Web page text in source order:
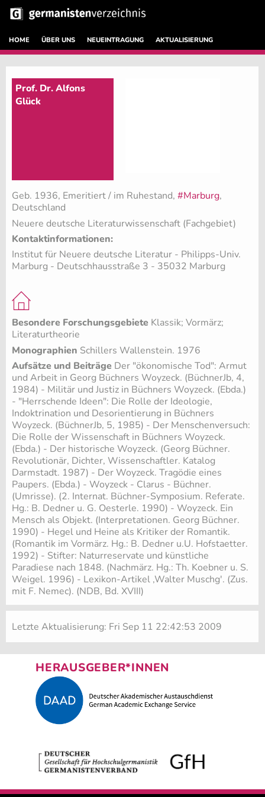
HOME ÜBER UNS NEUEINTRAGUNG AKTUALISIERUNG
Prof. Dr. Alfons
Glück
Geb. 1936, Emeritiert / im Ruhestand, #Marburg,
Deutschland
Neuere deutsche Literaturwissenschaft (Fachgebiet)
Kontaktinformationen:
Institut für Neuere deutsche Literatur - Philipps-Univ.
Marburg - Deutschhausstraße 3 - 35032 Marburg
Besondere Forschungsgebiete Klassik; Vormärz;
Literaturtheorie
Monographien Schillers Wallenstein. 1976
Aufsätze und Beiträge Der "ökonomische Tod": Armut
und Arbeit in Georg Büchners Woyzeck. (BüchnerJb, 4,
1984) - Militär und Justiz in Büchners Woyzeck. (Ebda.)
- "Herrschende Ideen": Die Rolle der Ideologie,
Indoktrination und Desorientierung in Büchners
Woyzeck. (BüchnerJb, 5, 1985) - Der Menschenversuch:
Die Rolle der Wissenschaft in Büchners Woyzeck.
(Ebda.) - Der historische Woyzeck. (Georg Büchner.
Revolutionär, Dichter, Wissenschaftler. Katalog
Darmstadt. 1987) - Der Woyzeck. Tragödie eines
Paupers. (Ebda.) - Woyzeck - Clarus - Büchner.
(Umrisse). (2. Internat. Büchner-Symposium. Referate.
Hg.: B. Dedner u. G. Oesterle. 1990) - Woyzeck. Ein
Mensch als Objekt. (Interpretationen. Georg Büchner.
1990) - Hegel und Heine als Kritiker der Romantik.
(Romantik im Vormärz. Hg.: B. Dedner u.U. Hofstaetter.
1992) - Stifter: Naturreservate und künstliche
Paradiese nach 1848. (Nachmärz. Hg.: Th. Koebner u. S.
Weigel. 1996) - Lexikon-Artikel ,Walter Muschg'. (Zus.
mit F. Nemec). (NDB, Bd. XVIII)
Letzte Aktualisierung: Fri Sep 11 22:42:53 2009
HERAUSGEBER*INNEN